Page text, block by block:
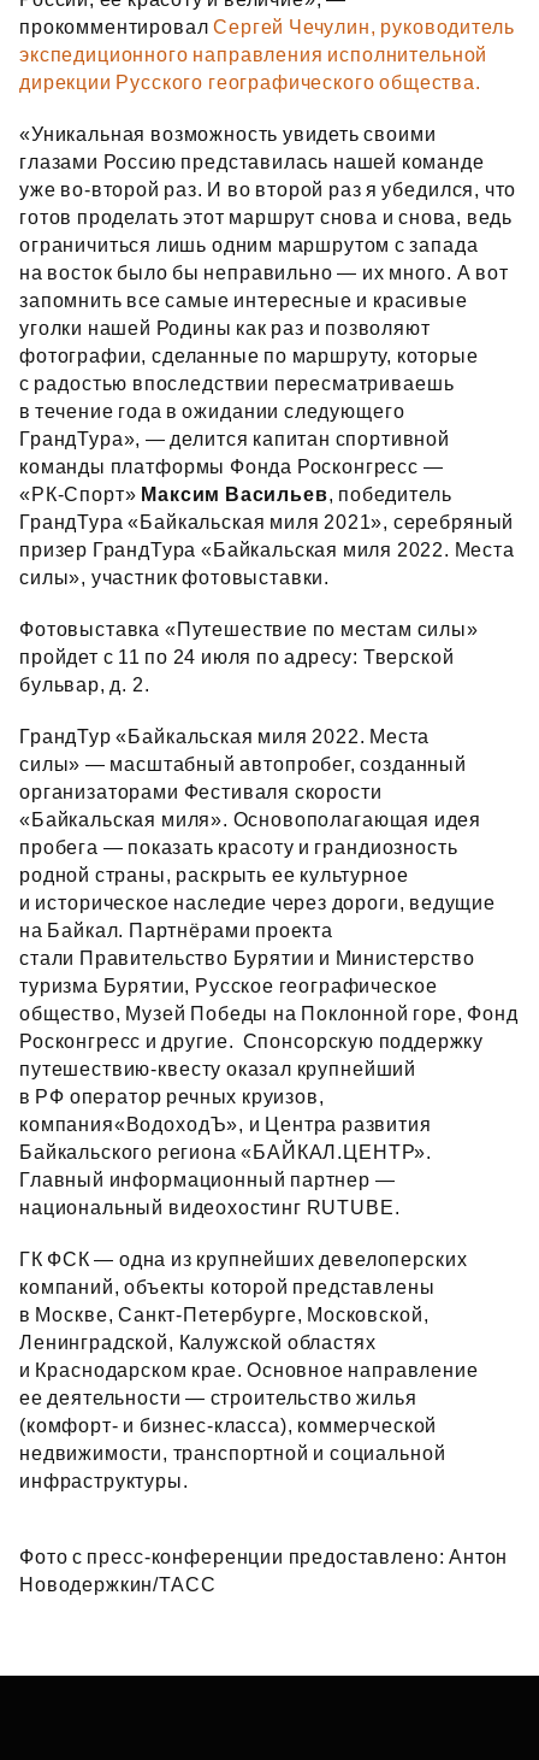
прокомментировалСергей Чечулин, руководитель
экспедиционного направления исполнительной
дирекции Русского географического общества.
«Уникальная возможность увидеть своими
глазами Россию представилась нашей команде
уже во‑второй раз. И во второй раз я убедился, что
готов проделать этот маршрут снова и снова, ведь
ограничиться лишь одним маршрутом с запада
на восток было бы неправильно — их много. А вот
запомнить все самые интересные и красивые
уголки нашей Родины как раз и позволяют
фотографии, сделанные по маршруту, которые
с радостью впоследствии пересматриваешь
в течение года в ожидании следующего
ГрандТура», — делится капитан спортивной
команды платформы Фонда Росконгресс —
«РК‑Спорт» Максим Васильев, победитель
ГрандТура «Байкальская миля 2021», серебряный
призер ГрандТура «Байкальская миля 2022. Места
силы», участник фотовыставки.
Фотовыставка «Путешествие по местам силы»
пройдет с 11 по 24 июля по адресу: Тверской
бульвар, д. 2.
ГрандТур «Байкальская миля 2022. Места
силы» — масштабный автопробег, созданный
организаторами Фестиваля скорости
«Байкальская миля». Основополагающая идея
пробега — показать красоту и грандиозность
родной страны, раскрыть ее культурное
и историческое наследие через дороги, ведущие
на Байкал. Партнёрами проекта
стали Правительство Бурятии и Министерство
туризма Бурятии, Русское географическое
общество, Музей Победы на Поклонной горе, Фонд
Росконгресс и другие. Спонсорскую поддержку
путешествию‑квесту оказал крупнейший
в РФ оператор речных круизов,
компания«ВодоходЪ», и Центра развития
Байкальского региона «БАЙКАЛ.ЦЕНТР».
Главный информационный партнер —
национальный видеохостинг RUTUBE.
ГК ФСК — одна из крупнейших девелоперских
компаний, объекты которой представлены
в Москве, Санкт‑Петербурге, Московской,
Ленинградской, Калужской областях
и Краснодарском крае. Основное направление
ее деятельности — строительство жилья
(комфорт- и бизнес‑класса), коммерческой
недвижимости, транспортной и социальной
инфраструктуры.
Фото с пресс‑конференции предоставлено: Антон
Новодержкин/ТАСС